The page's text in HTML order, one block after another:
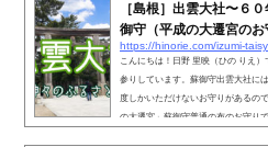
［島根］出雲大社〜６
御守（平成の大遷宮のお
https://hinorie.com/izumi-
こんにちは！日野 里映（ひの りえ
参りしています。蘇御守出雲大社に
度しかいただけないお守りがあるの
の大遷宮」蘇御守普通の布のお守り